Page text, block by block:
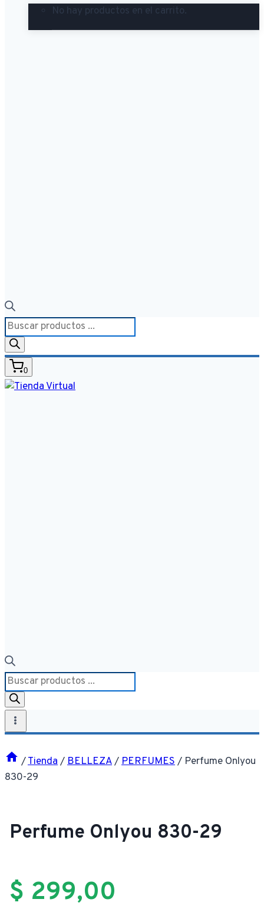
No hay productos en el carrito.
Búsqueda
de
productos
0
Búsqueda
de
productos
/Tienda/BELLEZA/PERFUMES/ Perfume Onlyou
830-29
Perfume Onlyou 830-29
$ 299,00